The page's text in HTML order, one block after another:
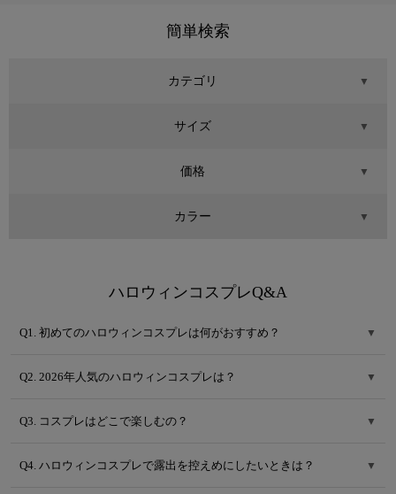
簡単検索
カテゴリ ▼
サイズ ▼
価格 ▼
カラー ▼
ハロウィンコスプレQ&A
Q1. 初めてのハロウィンコスプレは何がおすすめ？ ▼
Q2. 2026年人気のハロウィンコスプレは？ ▼
Q3. コスプレはどこで楽しむの？ ▼
Q4. ハロウィンコスプレで露出を控えめにしたいときは？ ▼